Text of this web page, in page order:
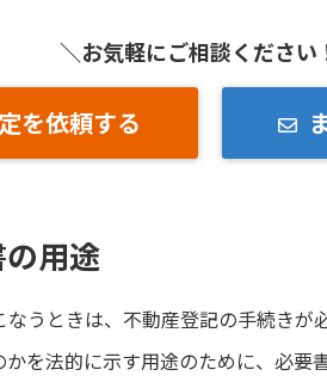
＼お気軽にご相談ください
を依頼する
用途
うときは、不動産登記の手続きが必
を法的に示す用途のために、必